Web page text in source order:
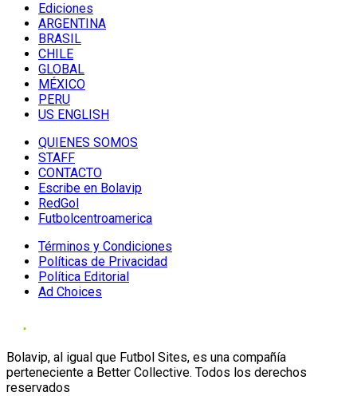
Ediciones
ARGENTINA
BRASIL
CHILE
GLOBAL
MÉXICO
PERU
US ENGLISH
QUIENES SOMOS
STAFF
CONTACTO
Escribe en Bolavip
RedGol
Futbolcentroamerica
Términos y Condiciones
Políticas de Privacidad
Política Editorial
Ad Choices
Bolavip, al igual que Futbol Sites, es una compañía
perteneciente a Better Collective. Todos los derechos
reservados